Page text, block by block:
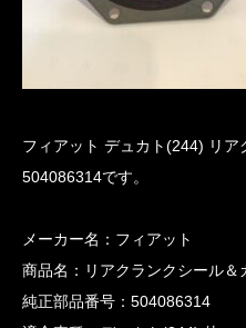
フィアット デュカト(244) リア
504086314です。
メーカー名：フィアット
商品名：リアクランクシール＆
純正部品番号：504086314